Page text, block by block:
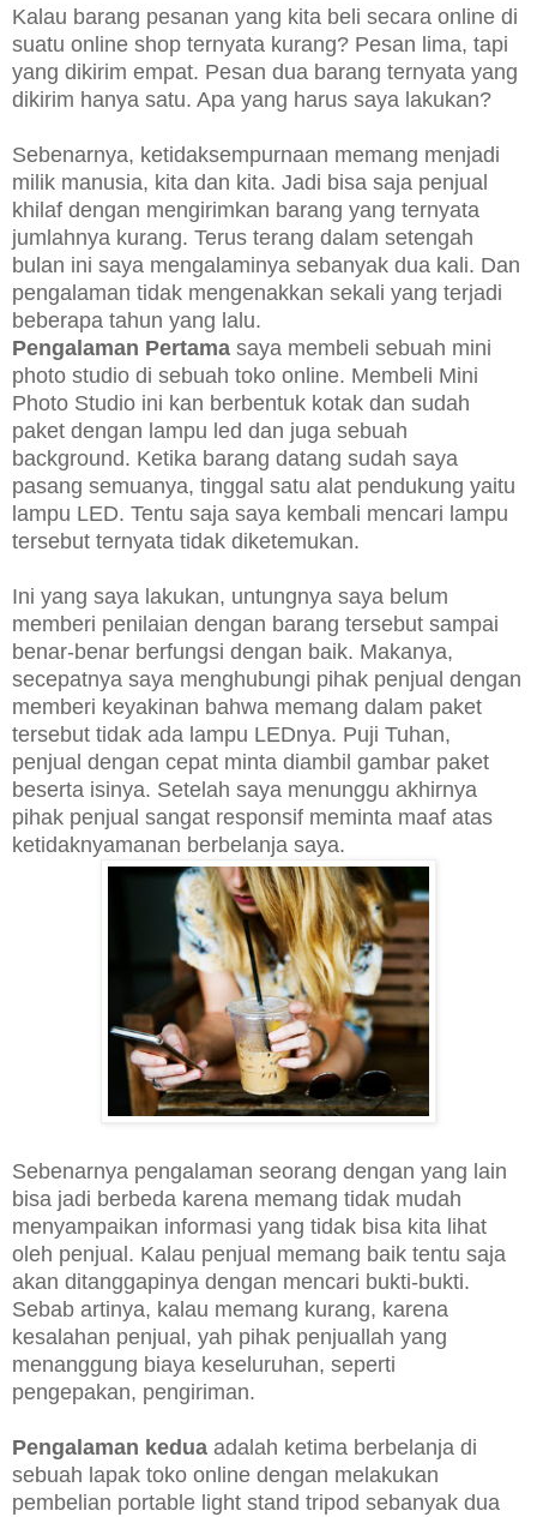
Kalau barang pesanan yang kita beli secara online di
suatu online shop ternyata kurang? Pesan lima, tapi
yang dikirim empat. Pesan dua barang ternyata yang
dikirim hanya satu. Apa yang harus saya lakukan?
Sebenarnya, ketidaksempurnaan memang menjadi
milik manusia, kita dan kita. Jadi bisa saja penjual
khilaf dengan mengirimkan barang yang ternyata
jumlahnya kurang. Terus terang dalam setengah
bulan ini saya mengalaminya sebanyak dua kali. Dan
pengalaman tidak mengenakkan sekali yang terjadi
beberapa tahun yang lalu.
Pengalaman Pertama saya membeli sebuah mini
photo studio di sebuah toko online. Membeli Mini
Photo Studio ini kan berbentuk kotak dan sudah
paket dengan lampu led dan juga sebuah
background. Ketika barang datang sudah saya
pasang semuanya, tinggal satu alat pendukung yaitu
lampu LED. Tentu saja saya kembali mencari lampu
tersebut ternyata tidak diketemukan.
Ini yang saya lakukan, untungnya saya belum
memberi penilaian dengan barang tersebut sampai
benar-benar berfungsi dengan baik. Makanya,
secepatnya saya menghubungi pihak penjual dengan
memberi keyakinan bahwa memang dalam paket
tersebut tidak ada lampu LEDnya. Puji Tuhan,
penjual dengan cepat minta diambil gambar paket
beserta isinya. Setelah saya menunggu akhirnya
pihak penjual sangat responsif meminta maaf atas
ketidaknyamanan berbelanja saya.
Sebenarnya pengalaman seorang dengan yang lain
bisa jadi berbeda karena memang tidak mudah
menyampaikan informasi yang tidak bisa kita lihat
oleh penjual. Kalau penjual memang baik tentu saja
akan ditanggapinya dengan mencari bukti-bukti.
Sebab artinya, kalau memang kurang, karena
kesalahan penjual, yah pihak penjuallah yang
menanggung biaya keseluruhan, seperti
pengepakan, pengiriman.
Pengalaman kedua adalah ketima berbelanja di
sebuah lapak toko online dengan melakukan
pembelian portable light stand tripod sebanyak dua